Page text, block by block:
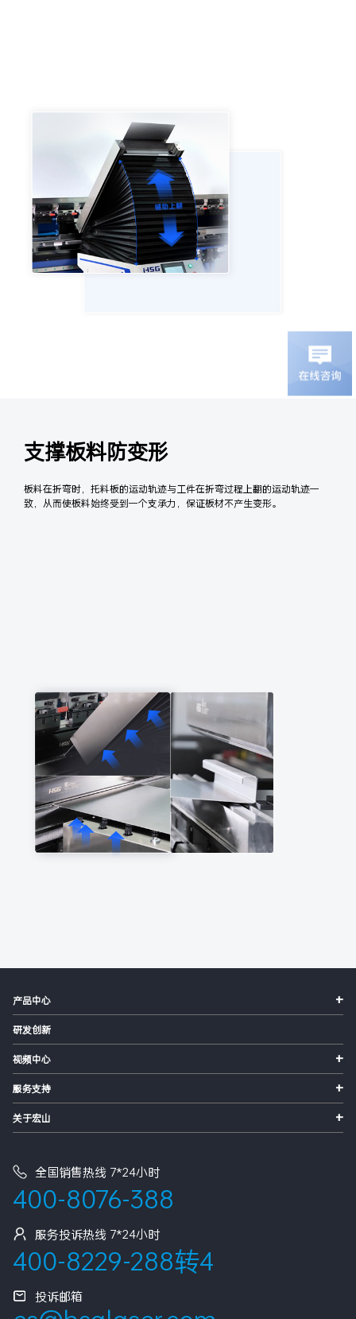
支撑板料防变形
板料在折弯时，托料板的运动轨迹与工件在折弯过程上翻的运动轨迹一
致，从而使板料始终受到一个支承力，保证板材不产生变形。
产品中心 +
研发创新
视频中心 +
服务支持 +
关于宏山 +
全国销售热线 7*24小时
400-8076-388
服务投诉热线 7*24小时
400-8229-288转4
投诉邮箱